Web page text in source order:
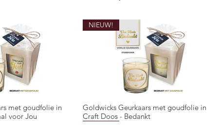
met goudfolie in
voor Jou
Snel overzicht
NIEUW!
Goldwicks Geurkaars met goudfolie in
Craft Doos - Bedankt